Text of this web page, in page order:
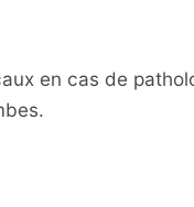
en cas de